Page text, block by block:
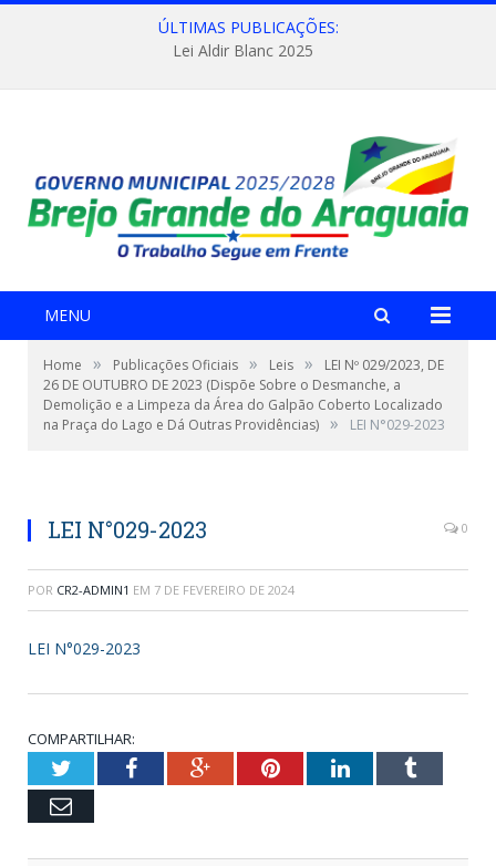
ÚLTIMAS PUBLICAÇÕES:
Lei Aldir Blanc 2025
MENU
Home » Publicações Oficiais » Leis »
LEI Nº 029/2023, DE
26 DE OUTUBRO DE 2023 (Dispõe Sobre o Desmanche, a
Demolição e a Limpeza da Área do Galpão Coberto Localizado
na Praça do Lago e Dá Outras Providências) » LEI N°029-2023
LEI N°029-2023 0
POR CR2-ADMIN1 EM 7 DE FEVEREIRO DE 2024
LEI N°029-2023
COMPARTILHAR:
TwitterFacebookGoogle+PinterestLinkedInTumblr
Email